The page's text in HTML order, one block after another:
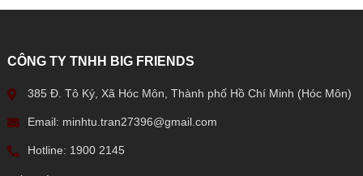
CÔNG TY TNHH BIG FRIENDS
385 Đ. Tô Ký, Xã Hóc Môn, Thành phố Hồ Chí Minh (Hóc Môn)
Email: minhtu.tran27396@gmail.com
Hotline: 1900 2145